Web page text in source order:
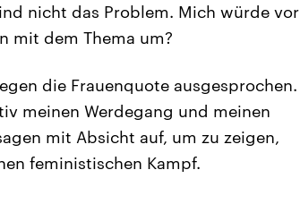
nicht das Problem. Mich würde vor
mit dem Thema um?
die Frauenquote ausgesprochen.
meinen Werdegang und meinen
mit Absicht auf, um zu zeigen,
feministischen Kampf.